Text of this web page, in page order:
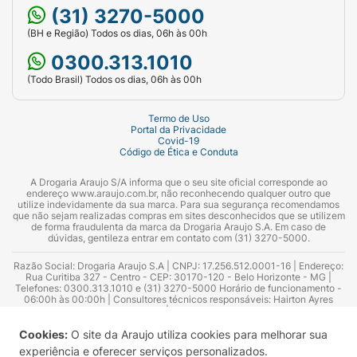
Cookies: O site da Araujo utiliza cookies para melhorar sua
experiência e oferecer serviços personalizados.
afinamento capilar ou perda de densidade.
Nanossomas.
Volume Líquido:400 ml.
(31) 3270-5000
(BH e Região) Todos os dias, 06h às 00h
0300.313.1010
(Todo Brasil) Todos os dias, 06h às 00h
Termo de Uso
Portal da Privacidade
Covid-19
Código de Ética e Conduta
A Drogaria Araujo S/A informa que o seu site oficial corresponde ao
endereço www.araujo.com.br, não reconhecendo qualquer outro que
utilize indevidamente da sua marca. Para sua segurança recomendamos
que não sejam realizadas compras em sites desconhecidos que se utilizem
de forma fraudulenta da marca da Drogaria Araujo S.A. Em caso de
dúvidas, gentileza entrar em contato com (31) 3270-5000.
Razão Social: Drogaria Araujo S.A | CNPJ: 17.256.512.0001-16 | Endereço:
Rua Curitiba 327 - Centro - CEP: 30170-120 - Belo Horizonte - MG |
Telefones: 0300.313.1010 e (31) 3270-5000 Horário de funcionamento -
06:00h às 00:00h | Consultores técnicos responsáveis: Hairton Ayres
Azevedo Guimarães – CRF 10.965 | Yasmin Silva Alvarenga – CRF 52.584 -
Sanitário: 2025020713 | Autorização de Funcionamento da Empresa (AFE):